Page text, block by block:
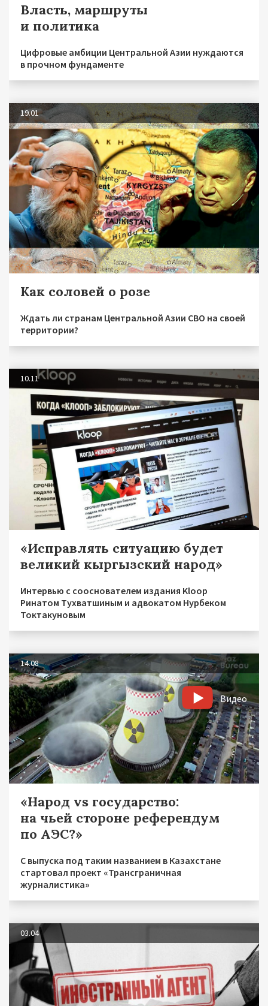
Власть, маршруты
и политика
Цифровые амбиции Центральной Азии нуждаются
в прочном фундаменте
19.01
Как соловей о розе
Ждать ли странам Центральной Азии СВО на своей
территории?
10.11
«Исправлять ситуацию будет
великий кыргызский народ»
Интервью с сооснователем издания Kloop
Ринатом Тухватшиным и адвокатом Нурбеком
Токтакуновым
14.08
Видео
«Народ vs государство:
на чьей стороне референдум
по АЭС?»
С выпуска под таким названием в Казахстане
стартовал проект «Трансграничная
журналистика»
03.04